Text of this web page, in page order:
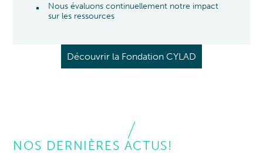
Nous évaluons continuellement notre impact
sur les ressources
Découvrir la Fondation CYLAD
NOS DERNIÈRES ACTUS!